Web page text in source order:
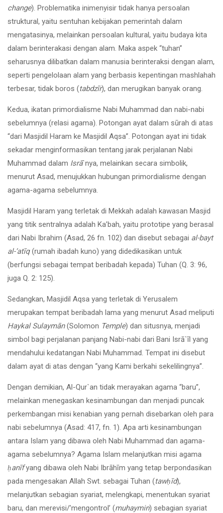
change). Problematika inimenyisir tidak hanya persoalan
struktural, yaitu sentuhan kebijakan pemerintah dalam
mengatasinya, melainkan persoalan kultural, yaitu budaya kita
dalam berinterakasi dengan alam. Maka aspek “tuhan”
seharusnya dilibatkan dalam manusia berinteraksi dengan alam,
seperti pengelolaan alam yang berbasis kepentingan mashlahah
terbesar, tidak boros (tabdzīr), dan merugikan banyak orang.
Kedua, ikatan primordialisme Nabi Muhammad dan nabi-nabi
sebelumnya (relasi agama). Potongan ayat dalam sūrah di atas
“dari Masjidil Haram ke Masjidil Aqsa”. Potongan ayat ini tidak
sekadar menginformasikan tentang jarak perjalanan Nabi
Muhammad dalam Isrā`nya, melainkan secara simbolik,
menurut Asad, menujukkan hubungan primordialisme dengan
agama-agama sebelumnya.
Masjidil Haram yang terletak di Mekkah adalah kawasan Masjid
yang titik sentralnya adalah Ka’bah, yaitu prototipe yang berasal
dari Nabi Ibrahim (Asad, 26 fn. 102) dan disebut sebagai al-bayt
al-‘atīq(rumah ibadah kuno) yang didedikasikan untuk
(berfungsi sebagai tempat beribadah kepada) Tuhan (Q. 3: 96,
juga Q. 2: 125).
Sedangkan, Masjidil Aqsa yang terletak di Yerusalem
merupakan tempat beribadah lama yang menurut Asad meliputi
Haykal Sulaymān(Solomon Temple) dan situsnya, menjadi
simbol bagi perjalanan panjang Nabi-nabi dari Bani Isrā`īl yang
mendahului kedatangan Nabi Muhammad. Tempat ini disebut
dalam ayat di atas dengan “yang Kami berkahi sekelilingnya”.
Dengan demikian, Al-Qur`an tidak merayakan agama “baru”,
melainkan menegaskan kesinambungan dan menjadi puncak
perkembangan misi kenabian yang pernah disebarkan oleh para
nabi sebelumnya (Asad: 417, fn. 1). Apa arti kesinambungan
antara Islam yang dibawa oleh Nabi Muhammad dan agama-
agama sebelumnya? Agama Islam melanjutkan misi agama
ḥanīfyang dibawa oleh Nabi Ibrāhīm yang tetap berpondasikan
pada mengesakan Allah Swt. sebagai Tuhan (tawḥīd),
melanjutkan sebagian syariat, melengkapi, menentukan syariat
baru, dan merevisi/’mengontrol’ (muhaymin) sebagian syariat